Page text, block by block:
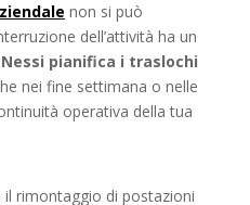
non si può
dell’attività ha un
Nessi pianifica i traslochi
nei fine settimana o nelle
operativa della tua
rimontaggio di postazioni